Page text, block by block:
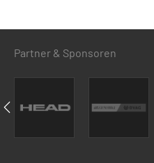
Partner & Sponsoren